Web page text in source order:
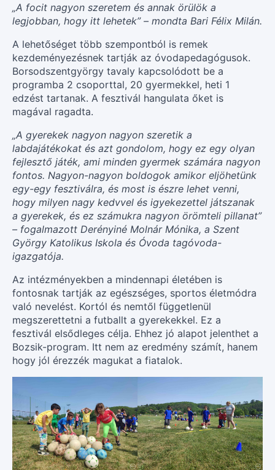
„A focit nagyon szeretem és annak örülök a
legjobban, hogy itt lehetek” – mondta Bari Félix Milán.
A lehetőséget több szempontból is remek
kezdeményezésnek tartják az óvodapedagógusok.
Borsodszentgyörgy tavaly kapcsolódott be a
programba 2 csoporttal, 20 gyermekkel, heti 1
edzést tartanak. A fesztivál hangulata őket is
magával ragadta.
„A gyerekek nagyon nagyon szeretik a
labdajátékokat és azt gondolom, hogy ez egy olyan
fejlesztő játék, ami minden gyermek számára nagyon
fontos. Nagyon-nagyon boldogok amikor eljöhetünk
egy-egy fesztiválra, és most is észre lehet venni,
hogy milyen nagy kedvvel és igyekezettel játszanak
a gyerekek, és ez számukra nagyon örömteli pillanat”
– fogalmazott Derényiné Molnár Mónika, a Szent
György Katolikus Iskola és Óvoda tagóvoda-
igazgatója.
Az intézményekben a mindennapi életében is
fontosnak tartják az egészséges, sportos életmódra
való nevelést. Kortól és nemtől függetlenül
megszerettetni a futballt a gyerekekkel. Ez a
fesztivál elsődleges célja. Ehhez jó alapot jelenthet a
Bozsik-program. Itt nem az eredmény számít, hanem
hogy jól érezzék magukat a fiatalok.